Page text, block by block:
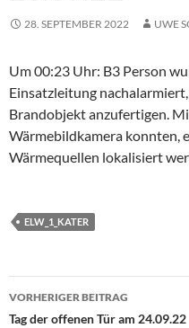
28. SEPTEMBER 2022 UWE
Um 00:23 Uhr: B3 Person
Einsatzleitung
Brandobjekt anzufertigen.
Wärmebildkamera konnten,
Wärmequellen lokalisiert
ELW_1_KATER
VORHERIGER BEITRAG
Tag der offenen Tür am 24.09.22